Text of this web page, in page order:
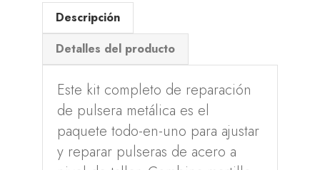
Descripción
Detalles del producto
Este kit completo de reparación
de pulsera metálica es el
paquete todo-en-uno para ajustar
y reparar pulseras de acero a